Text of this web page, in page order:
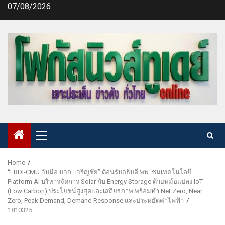
Skip07/08/2026
Primary
Menu
Home
“ERDI-CMU จับมือ บจก. เจริญชัย” ต้อนรับอธิบดี พพ. ชมเทคโนโลยี
Platform AI บริหารจัดการ Solar กับ Energy Storage ด้วยหม้อแปลง IoT
(Low Carbon) ประโยชน์สูงสุดและเสถียรภาพ พร้อมทำ Net Zero, Near
Zero, Peak Demand, Demand Response และประหยัดค่าไฟฟ้า
1810325